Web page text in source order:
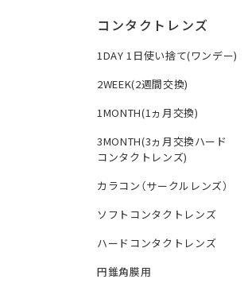
コンタクトレンズ
1DAY 1日使い捨て(ワンデー)
2WEEK(2週間交換)
1MONTH(1ヵ月交換)
3MONTH(3ヵ月交換ハード
コンタクトレンズ)
カラコン（サークルレンズ）
ソフトコンタクトレンズ
ハードコンタクトレンズ
円錐角膜用